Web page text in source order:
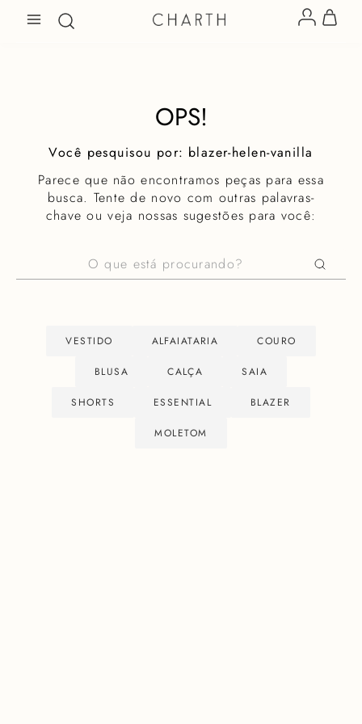
OPS!
blazer-helen-vanilla
Parece que não encontramos peças para essa
busca. Tente de novo com outras palavras-
chave ou veja nossas sugestões para você:
O que está procurando?
VESTIDO ALFAIATARIA COURO
BLUSA CALÇA SAIA
SHORTS ESSENTIAL BLAZER
MOLETOM